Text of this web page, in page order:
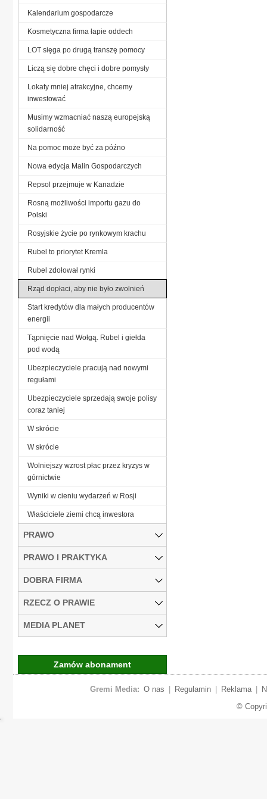
Kalendarium gospodarcze
Kosmetyczna firma łapie oddech
LOT sięga po drugą transzę pomocy
Liczą się dobre chęci i dobre pomysły
Lokaty mniej atrakcyjne, chcemy
inwestować
Musimy wzmacniać naszą europejską
solidarność
Na pomoc może być za późno
Nowa edycja Malin Gospodarczych
Repsol przejmuje w Kanadzie
Rosną możliwości importu gazu do
Polski
Rosyjskie życie po rynkowym krachu
Rubel to priorytet Kremla
Rubel zdołował rynki
Rząd dopłaci, aby nie było zwolnień
Start kredytów dla małych producentów
energii
Tąpnięcie nad Wołgą. Rubel i giełda
pod wodą
Ubezpieczyciele pracują nad nowymi
regułami
Ubezpieczyciele sprzedają swoje polisy
coraz taniej
W skrócie
W skrócie
Wolniejszy wzrost płac przez kryzys w
górnictwie
Wyniki w cieniu wydarzeń w Rosji
Właściciele ziemi chcą inwestora
PRAWO
PRAWO I PRAKTYKA
DOBRA FIRMA
RZECZ O PRAWIE
MEDIA PLANET
Zamów abonament
Gremi Media: O nas Regulamin Reklama
©